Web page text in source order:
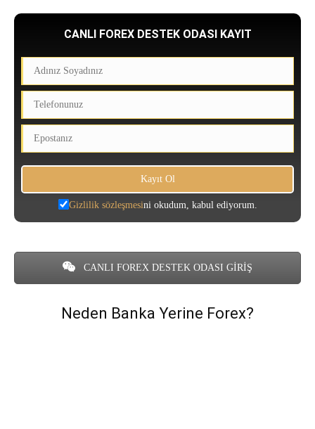
CANLI FOREX DESTEK ODASI KAYIT
Gizlilik sözleşmesini okudum, kabul ediyorum.
CANLI FOREX DESTEK ODASI GİRİŞ
Neden Banka Yerine Forex?